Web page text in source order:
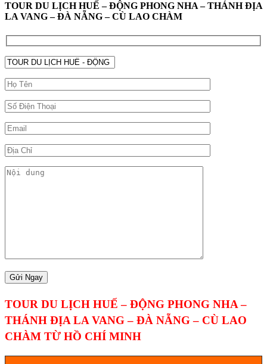
TOUR DU LỊCH HUẾ – ĐỘNG PHONG NHA – THÁNH ĐỊA
LA VANG – ĐÀ NẴNG – CÙ LAO CHÀM
TOUR DU LỊCH HUẾ – ĐỘNG PHONG NHA –
THÁNH ĐỊA LA VANG – ĐÀ NẴNG – CÙ LAO
CHÀM TỪ HỒ CHÍ MINH